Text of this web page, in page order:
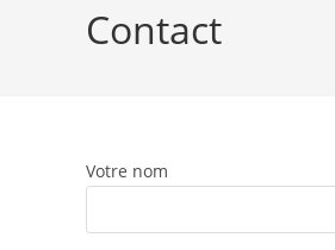
Contact
Votre nom